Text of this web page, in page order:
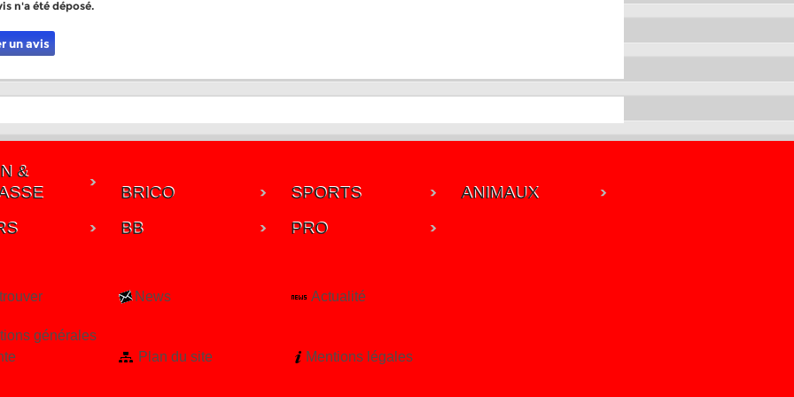
n'a été déposé.
un avis
&
BRICO SPORTS
ANIMAUX
BB PRO
News Actualité
générales
Plan du site Mentions légales